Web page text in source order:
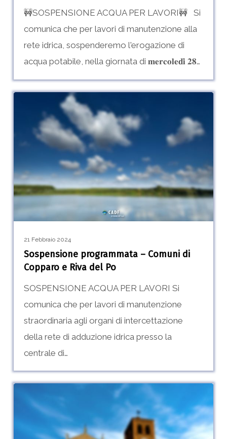
🚧SOSPENSIONE ACQUA PER LAVORI🚧 Si
comunica che per lavori di manutenzione alla
rete idrica, sospenderemo l'erogazione di
acqua potabile, nella giornata di 𝐦𝐞𝐫𝐜𝐨𝐥𝐞𝐝𝐢̀ 𝟐𝟖…
Sospensione
programmata
–
Copparo
e
21 Febbraio 2024
Sospensione programmata – Comuni di
Copparo e Riva del Po
SOSPENSIONE ACQUA PER LAVORI Si
comunica che per lavori di manutenzione
straordinaria agli organi di intercettazione
della rete di adduzione idrica presso la
centrale di…